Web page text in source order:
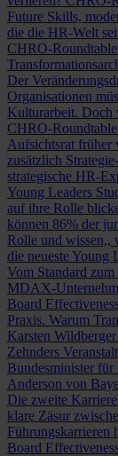
Future Skills,
die die HR-Welt
CHRO-
Der
Organisationen
Kulturarbeit. Doch
CHRO-
Aufsichtsrat früher
zusätzlich
strategische HR-
Young Leaders
auf ihre Rolle
können 86% der
Rolle und wissen,,
die neueste Young
Vom Standard
MDAX-
Board
Praxis. Warum
Karsten
Zehnders
Bundesminister
Anderson von
Die zweite
klare Zäsur
Führungskarrieren
Board